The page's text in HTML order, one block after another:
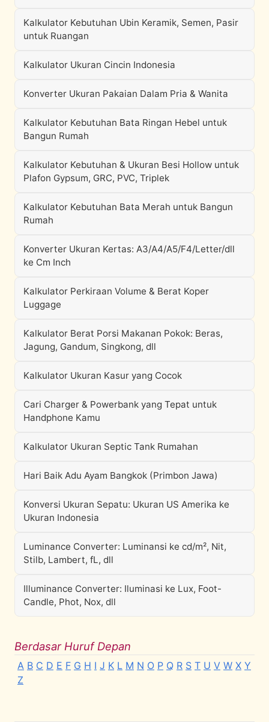
Kalkulator Kebutuhan Ubin Keramik, Semen, Pasir
untuk Ruangan
Kalkulator Ukuran Cincin Indonesia
Konverter Ukuran Pakaian Dalam Pria & Wanita
Kalkulator Kebutuhan Bata Ringan Hebel untuk
Bangun Rumah
Kalkulator Kebutuhan & Ukuran Besi Hollow untuk
Plafon Gypsum, GRC, PVC, Triplek
Kalkulator Kebutuhan Bata Merah untuk Bangun
Rumah
Konverter Ukuran Kertas: A3/A4/A5/F4/Letter/dll
ke Cm Inch
Kalkulator Perkiraan Volume & Berat Koper
Luggage
Kalkulator Berat Porsi Makanan Pokok: Beras,
Jagung, Gandum, Singkong, dll
Kalkulator Ukuran Kasur yang Cocok
Cari Charger & Powerbank yang Tepat untuk
Handphone Kamu
Kalkulator Ukuran Septic Tank Rumahan
Hari Baik Adu Ayam Bangkok (Primbon Jawa)
Konversi Ukuran Sepatu: Ukuran US Amerika ke
Ukuran Indonesia
Luminance Converter: Luminansi ke cd/m², Nit,
Stilb, Lambert, fL, dll
Illuminance Converter: Iluminasi ke Lux, Foot-
Candle, Phot, Nox, dll
Berdasar Huruf Depan
A B C D E F G H I J K L M N O P Q R S T U V W X Y
Z